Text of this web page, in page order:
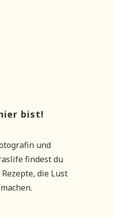
bist!
und
findest du
die Lust